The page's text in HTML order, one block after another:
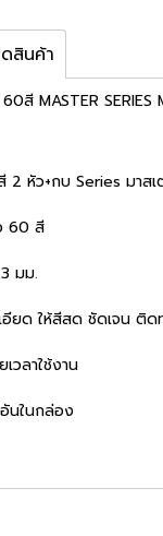
สินค้า
สี MASTER SERIES
2 หัว+กบ Series มาสเ
60 สี
มม.
อียด ให้สีสด ชัดเจน ติ
เวลาใช้งาน
นในกล่อง